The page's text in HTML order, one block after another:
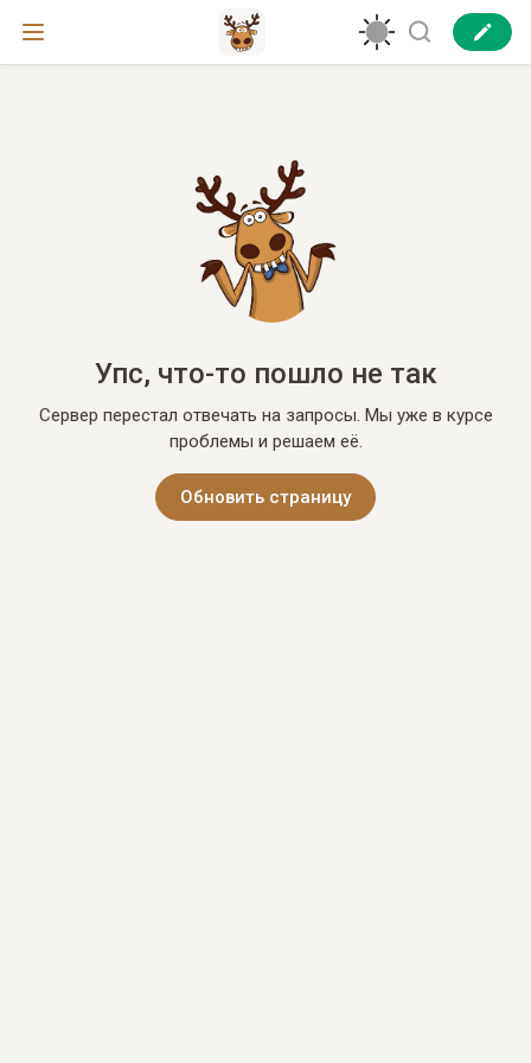
Упс, что-то пошло не так
Сервер перестал отвечать на запросы. Мы уже в курсе
проблемы и решаем её.
Обновить страницу